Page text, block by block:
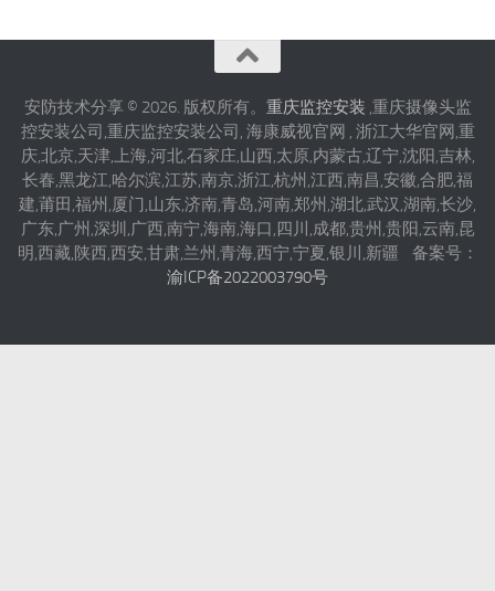
安防技术分享 © 2026. 版权所有。 重庆监控安装 ,重庆摄像头监
控安装公司,重庆监控安装公司, 海康威视官网 , 浙江大华官网,重
庆,北京,天津,上海,河北,石家庄,山西,太原,内蒙古,辽宁,沈阳,吉林,
长春,黑龙江,哈尔滨,江苏,南京,浙江,杭州,江西,南昌,安徽,合肥,福
建,莆田,福州,厦门,山东,济南,青岛,河南,郑州,湖北,武汉,湖南,长沙,
广东,广州,深圳,广西,南宁,海南,海口,四川,成都,贵州,贵阳,云南,昆
明,西藏,陕西,西安,甘肃,兰州,青海,西宁,宁夏,银川,新疆 备案号：
渝ICP备2022003790号